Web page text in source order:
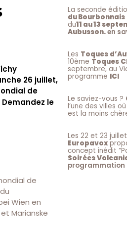
26 juillet,
de
le
de
Wien en
Marianske
La seconde
du Bourbonnais
du11 au 13
Aubusson.en
Les Toques
10ème Toques
septembre, au
programme ICI
Le saviez-vous ?
l’une des villes où
est la moins
Les 22 et 23
Europavox
concept inédit
Soirées
programmation